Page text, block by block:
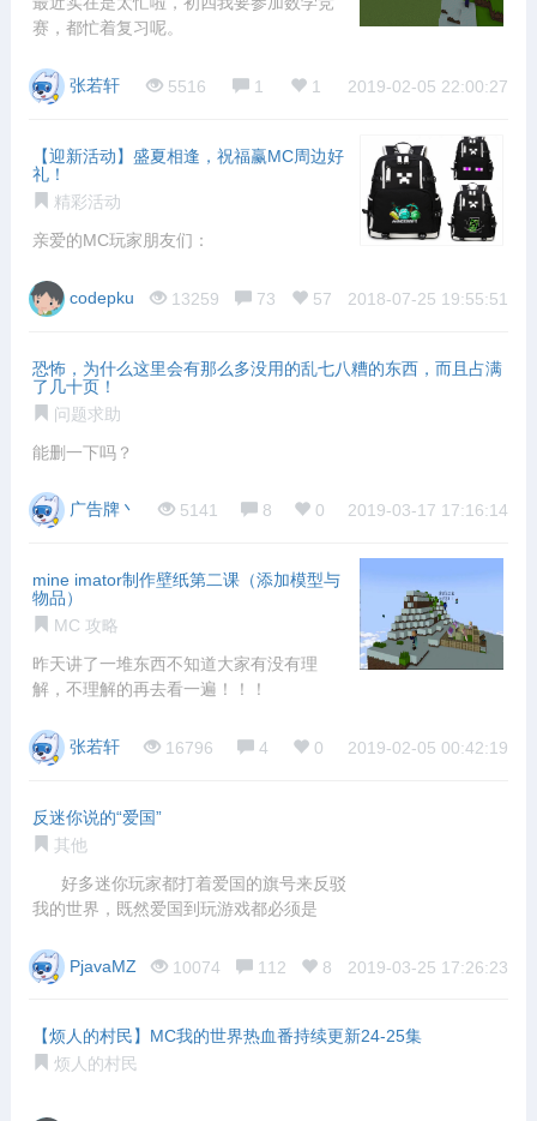
赛，都忙着复习呢。
张若轩 5516 1 1 2019-02-05 22:00:27
【迎新活动】盛夏相逢，祝福赢MC周边好
礼！
精彩活动
亲爱的MC玩家朋友们：
codepku 13259 73 57 2018-07-25 19:55:51
恐怖，为什么这里会有那么多没用的乱七八糟的东西，而且占满
了几十页！
问题求助
能删一下吗？
广告牌丶 5141 8 0 2019-03-17 17:16:14
mine imator制作壁纸第二课（添加模型与
物品）
MC 攻略
昨天讲了一堆东西不知道大家有没有理
解，不理解的再去看一遍！！！
张若轩 16796 4 0 2019-02-05 00:42:19
反迷你说的“爱国”
其他
好多迷你玩家都打着爱国的旗号来反驳
我的世界，既然爱国到玩游戏都必须是
PjavaMZ 10074 112 8 2019-03-25 17:26:23
【烦人的村民】MC我的世界热血番持续更新24-25集
烦人的村民